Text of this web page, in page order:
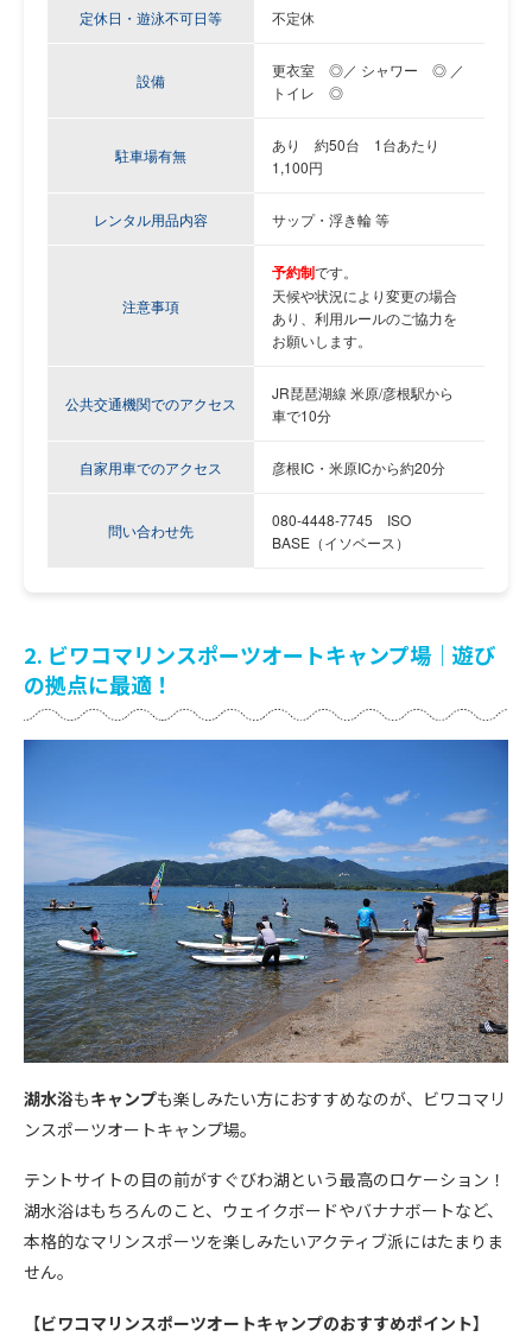
定休日・遊泳不可日等 不定休
設備
更衣室 ◎／ シャワー ◎ ／
トイレ ◎
駐車場有無
あり 約50台 1台あたり
1,100円
レンタル用品内容 サップ・浮き輪 等
注意事項
予約制です。
天候や状況により変更の場合
あり、利用ルールのご協力を
お願いします。
公共交通機関でのアクセス
JR琵琶湖線 米原/彦根駅から
車で10分
自家用車でのアクセス 彦根IC・米原ICから約20分
問い合わせ先
080-4448-7745 ISO
BASE（イソベース）
2. ビワコマリンスポーツオートキャンプ場｜遊び
の拠点に最適！
湖水浴もキャンプも楽しみたい方におすすめなのが、ビワコマリ
ンスポーツオートキャンプ場。
テントサイトの目の前がすぐびわ湖という最高のロケーション！
湖水浴はもちろんのこと、ウェイクボードやバナナボートなど、
本格的なマリンスポーツを楽しみたいアクティブ派にはたまりま
せん。
【ビワコマリンスポーツオートキャンプのおすすめポイント】